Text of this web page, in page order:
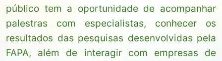
público tem a oportunidade de acompanhar
palestras com especialistas, conhecer os
resultados das pesquisas desenvolvidas pela
FAPA, além de interagir com empresas de